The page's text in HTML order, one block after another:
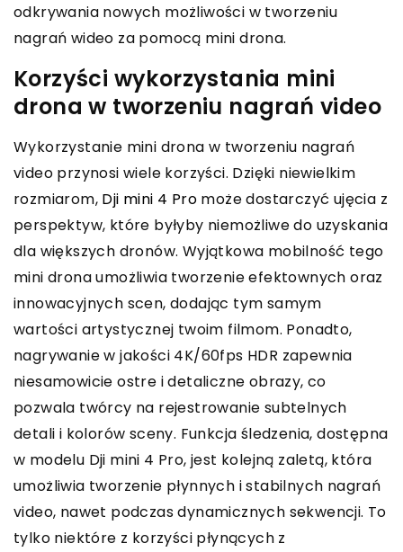
odkrywania nowych możliwości w tworzeniu
nagrań wideo za pomocą mini drona.
Korzyści wykorzystania mini
drona w tworzeniu nagrań video
Wykorzystanie mini drona w tworzeniu nagrań
video przynosi wiele korzyści. Dzięki niewielkim
rozmiarom, Dji mini 4 Pro może dostarczyć ujęcia z
perspektyw, które byłyby niemożliwe do uzyskania
dla większych dronów. Wyjątkowa mobilność tego
mini drona umożliwia tworzenie efektownych oraz
innowacyjnych scen, dodając tym samym
wartości artystycznej twoim filmom. Ponadto,
nagrywanie w jakości 4K/60fps HDR zapewnia
niesamowicie ostre i detaliczne obrazy, co
pozwala twórcy na rejestrowanie subtelnych
detali i kolorów sceny. Funkcja śledzenia, dostępna
w modelu Dji mini 4 Pro, jest kolejną zaletą, która
umożliwia tworzenie płynnych i stabilnych nagrań
video, nawet podczas dynamicznych sekwencji. To
tylko niektóre z korzyści płynących z